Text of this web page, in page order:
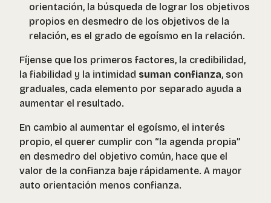
orientación, la búsqueda de lograr los objetivos
propios en desmedro de los objetivos de la
relación, es el grado de egoísmo en la relación.
Fíjense que los primeros factores, la credibilidad,
la fiabilidad y la intimidad suman confianza, son
graduales, cada elemento por separado ayuda a
aumentar el resultado.
En cambio al aumentar el egoísmo, el interés
propio, el querer cumplir con “la agenda propia”
en desmedro del objetivo común, hace que el
valor de la confianza baje rápidamente. A mayor
auto orientación menos confianza.